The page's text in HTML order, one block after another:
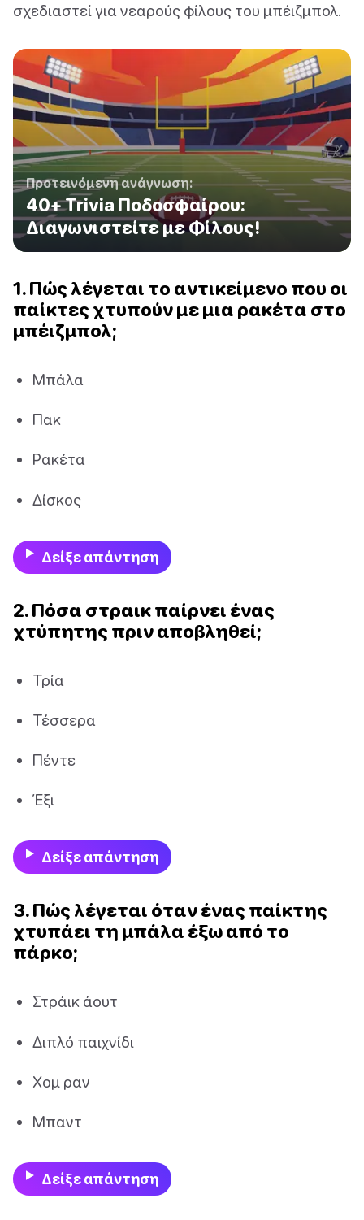
σχεδιαστεί για νεαρούς φίλους του μπέιζμπολ.
Προτεινόμενη ανάγνωση:
40+ Trivia Ποδοσφαίρου:
Διαγωνιστείτε με Φίλους!
1. Πώς λέγεται το αντικείμενο που οι
παίκτες χτυπούν με μια ρακέτα στο
μπέιζμπολ;
Μπάλα
Πακ
Ρακέτα
Δίσκος
Δείξε απάντηση
2. Πόσα στραικ παίρνει ένας
χτύπητης πριν αποβληθεί;
Τρία
Τέσσερα
Πέντε
Έξι
Δείξε απάντηση
3. Πώς λέγεται όταν ένας παίκτης
χτυπάει τη μπάλα έξω από το
πάρκο;
Στράικ άουτ
Διπλό παιχνίδι
Χομ ραν
Μπαντ
Δείξε απάντηση